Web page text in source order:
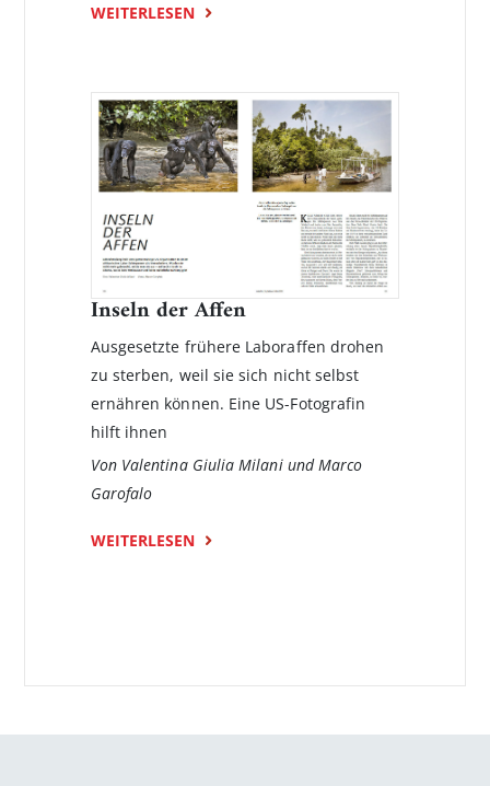
WEITERLESEN
Inseln der Affen
Ausgesetzte frühere Laboraffen drohen
zu sterben, weil sie sich nicht selbst
ernähren können. Eine US-Fotografin
hilft ihnen
Von Valentina Giulia Milani und Marco
Garofalo
WEITERLESEN